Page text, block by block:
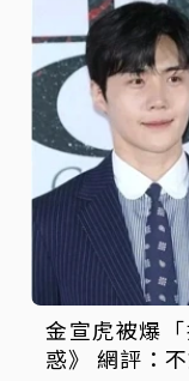
金宣虎被爆
惑》 網評：